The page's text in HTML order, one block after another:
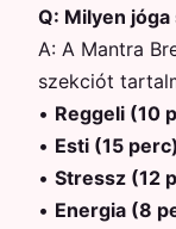
Q: Milyen
A: A Mantra
szekciót
• Reggeli (10
• Esti (15 perc)
• Stressz (12
• Energia (8